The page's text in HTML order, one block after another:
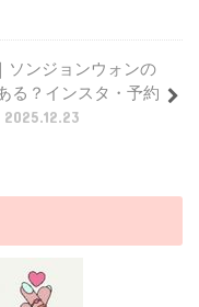
ソンジョンウォンの
る？インスタ・予約
2025.12.23